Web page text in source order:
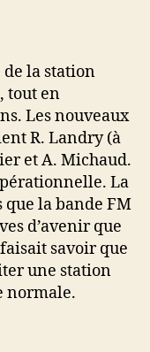
de la station
tout en
Les nouveaux
R. Landry (à
et A. Michaud.
La
la bande FM
d’avenir que
savoir que
une station
normale.